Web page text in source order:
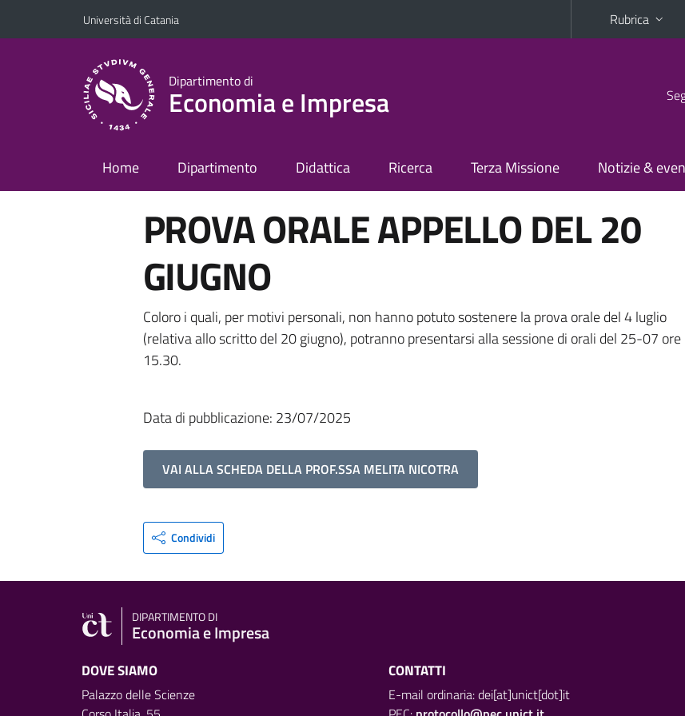
Vai al contenuto principale
Vai al menu di navigazione
Università di Catania Rubrica
Dipartimento di
Economia e Impresa
Home Dipartimento Didattica Ricerca Terza Missione Notizie &
PROVA ORALE APPELLO DEL 20
GIUGNO
Coloro i quali, per motivi personali, non hanno potuto sostenere la prova orale del 4 luglio
(relativa allo scritto del 20 giugno), potranno presentarsi alla sessione di orali del 25-07 ore
15.30.
Data di pubblicazione: 23/07/2025
VAI ALLA SCHEDA DELLA PROF.SSA MELITA NICOTRA
Condividi
DIPARTIMENTO DI
Economia e Impresa
DOVE SIAMO
Palazzo delle Scienze
CONTATTI
E-mail ordinaria: dei[at]unict[dot]it